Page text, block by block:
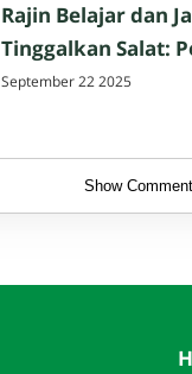
Rajin Belajar dan
Tinggalkan Salat:
Perpisahan Hazmi
September 22 2025
Show